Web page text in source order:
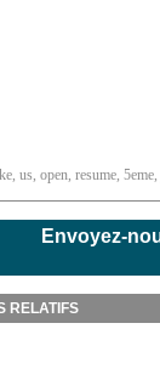
, us, open, resume, 5eme,
Envoyez-
RELATIFS